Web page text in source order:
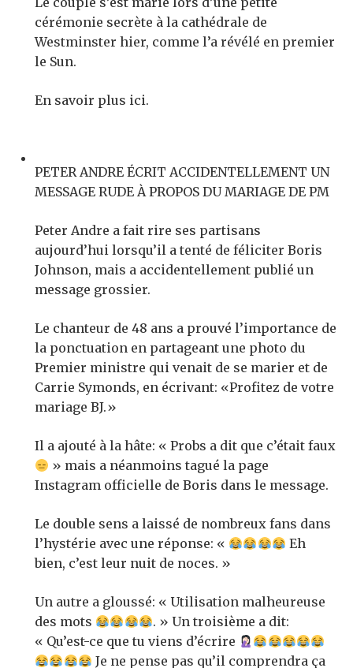
cérémonie secrète à la cathédrale de
Westminster hier, comme l’a révélé en premier
le Sun.
En savoir plus ici.
PETER ANDRE ÉCRIT ACCIDENTELLEMENT UN
MESSAGE RUDE À PROPOS DU MARIAGE DE PM
Peter Andre a fait rire ses partisans
aujourd’hui lorsqu’il a tenté de féliciter Boris
Johnson, mais a accidentellement publié un
message grossier.
Le chanteur de 48 ans a prouvé l’importance de
la ponctuation en partageant une photo du
Premier ministre qui venait de se marier et de
Carrie Symonds, en écrivant: «Profitez de votre
mariage BJ.»
Il a ajouté à la hâte: « Probs a dit que c’était faux
» mais a néanmoins tagué la page
Instagram officielle de Boris dans le message.
Le double sens a laissé de nombreux fans dans
l’hystérie avec une réponse: «
Eh
bien, c’est leur nuit de noces. »
Un autre a gloussé: « Utilisation malheureuse
des mots
. » Un troisième a dit:
« Qu’est-ce que tu viens d’écrire
Je ne pense pas qu’il comprendra ça